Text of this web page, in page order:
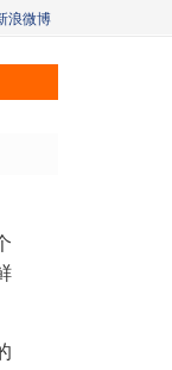
浪微博